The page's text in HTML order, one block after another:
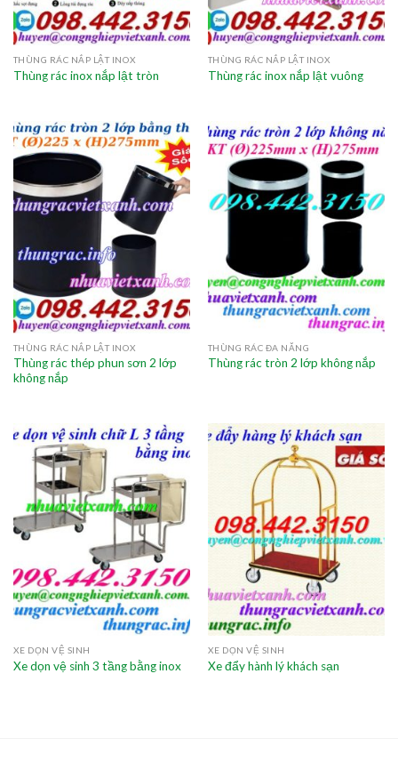
THÙNG RÁC NẮP LẬT INOX
Thùng rác inox nắp lật tròn
THÙNG RÁC NẮP LẬT INOX
Thùng rác inox nắp lật vuông
THÙNG RÁC NẮP LẬT INOX
Thùng rác thép phun sơn 2 lớp
không nắp
THÙNG RÁC ĐA NĂNG
Thùng rác tròn 2 lớp không nắp
XE DỌN VỆ SINH
Xe dọn vệ sinh 3 tầng bằng inox
XE DỌN VỆ SINH
Xe đẩy hành lý khách sạn